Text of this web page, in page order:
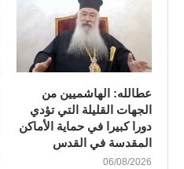
عطالله: الهاشميين من
الجهات القليلة التي تؤدي
دورا كبيرا في حماية الأماكن
المقدسة في القدس
06/08/2026